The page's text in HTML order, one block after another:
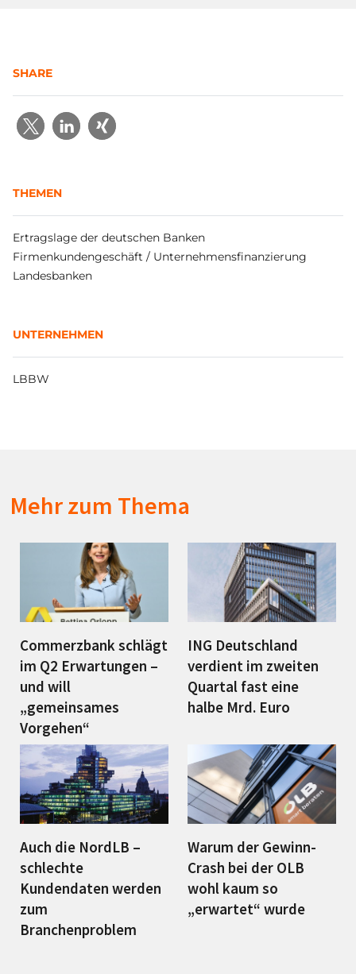
SHARE
THEMEN
Ertragslage der deutschen Banken
Firmenkundengeschäft / Unternehmensfinanzierung
Landesbanken
UNTERNEHMEN
LBBW
Mehr zum Thema
Commerzbank schlägt
im Q2 Erwartungen –
und will
„gemeinsames
Vorgehen“
ING Deutschland
verdient im zweiten
Quartal fast eine
halbe Mrd. Euro
Auch die NordLB –
schlechte
Kundendaten werden
zum
Branchenproblem
Warum der Gewinn-
Crash bei der OLB
wohl kaum so
„erwartet“ wurde